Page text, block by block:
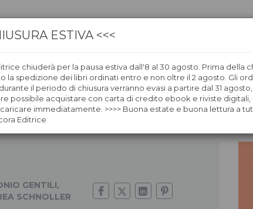
LIBRERIE ÀNCORAWOW
GENTILI,
SCHNOLLER
ESTIVA <<<
chiuderà per la pausa estiva dall'8 al 30 agosto. Prima della
la spedizione dei libri ordinati entro e non oltre il 2 agosto. Gli
il periodo di chiusura verranno evasi a partire dal 31
possibile acquistare con carta di credito ebook e riviste digitali,
immediatamente. >>>> Buona estate e buona lettura a
Editrice